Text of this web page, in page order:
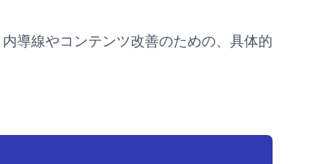
導線やコンテンツ改善のための、具体的